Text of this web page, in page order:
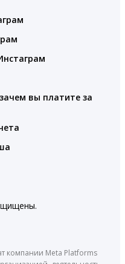
вы платите за
компании Meta Platforms